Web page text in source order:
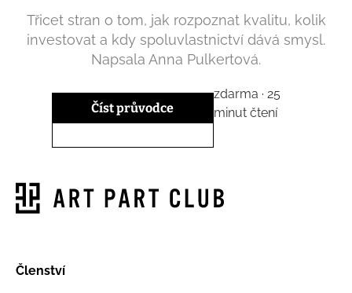
Třicet stran o tom, jak rozpoznat kvalitu, kolik
investovat a kdy spoluvlastnictví dává smysl.
Napsala Anna Pulkertová.
Číst průvodce
zdarma · 25
minut čtení
Členství